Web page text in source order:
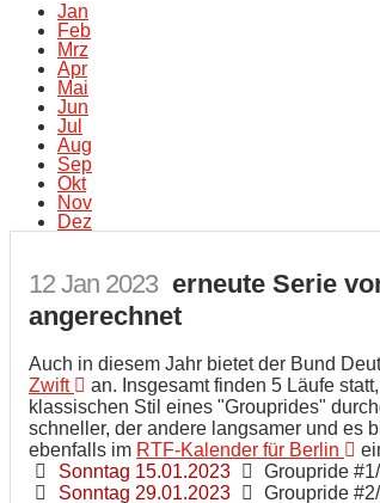
Jan
Feb
Mrz
Apr
Mai
Jun
Jul
Aug
Sep
Okt
Nov
Dez
12 Jan 2023 erneute Serie
angerechnet
Auch in diesem Jahr bietet der Bund
Zwift
an. Insgesamt finden 5 Läufe
klassischen Stil eines "Grouprides"
schneller, der andere langsamer und es
ebenfalls im RTF-Kalender für Berlin
Sonntag 15.01.2023
Groupride
Sonntag 29.01.2023
Groupride